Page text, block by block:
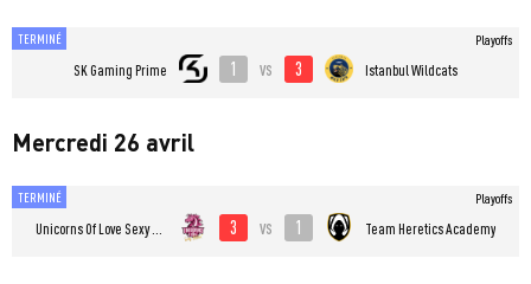
TERMINÉ
SK Gaming Prime 1 vs 3 Istanbul Wildcats
Playoffs
Mercredi 26 avril
TERMINÉ
3 vs 1 Team Heretics Academy
Playoffs